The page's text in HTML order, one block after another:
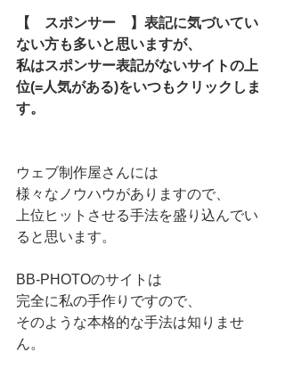
【　スポンサー　】表記に気づいてい
ない方も多いと思いますが、
私はスポンサー表記がないサイトの上
位(=人気がある)をいつもクリックしま
す。
ウェブ制作屋さんには
様々なノウハウがありますので、
上位ヒットさせる手法を盛り込んでい
ると思います。
BB-PHOTOのサイトは
完全に私の手作りですので、
そのような本格的な手法は知りませ
ん。